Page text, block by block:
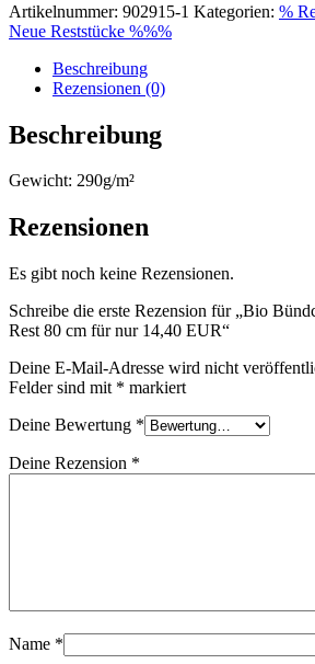
Artikelnummer: 902915-1 Kategorien: %
Neue Reststücke %%%
Beschreibung
Rezensionen (0)
Beschreibung
Gewicht: 290g/m²
Rezensionen
Es gibt noch keine Rezensionen.
Schreibe die erste Rezension für „Bio
Rest 80 cm für nur 14,40 EUR“
Deine E-Mail-Adresse wird nicht
Felder sind mit * markiert
Deine Bewertung *
Deine Rezension *
Name *